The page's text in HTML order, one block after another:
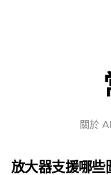
關於
放大器支援哪些